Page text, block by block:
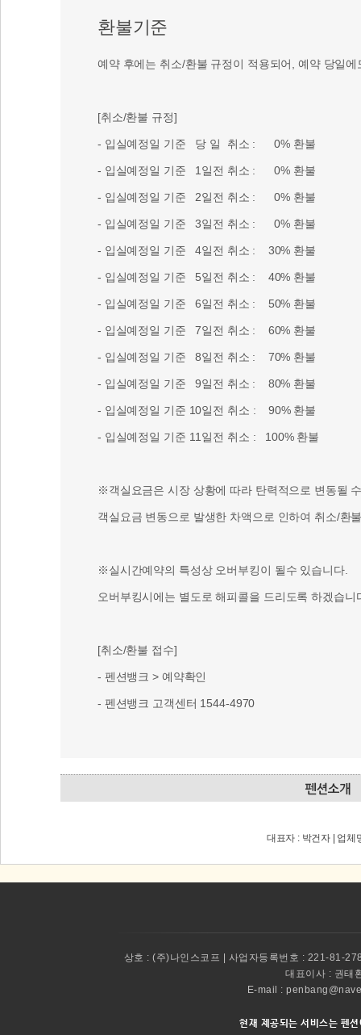
환불기준
예약 후에는 취소/환불 규정이 적용되어, 예약 당일
[취소/환불 규정]
- 입실예정일 기준 당 일 취소 : 0% 환불
- 입실예정일 기준 1일전 취소 : 0% 환불
- 입실예정일 기준 2일전 취소 : 0% 환불
- 입실예정일 기준 3일전 취소 : 0% 환불
- 입실예정일 기준 4일전 취소 : 30% 환불
- 입실예정일 기준 5일전 취소 : 40% 환불
- 입실예정일 기준 6일전 취소 : 50% 환불
- 입실예정일 기준 7일전 취소 : 60% 환불
- 입실예정일 기준 8일전 취소 : 70% 환불
- 입실예정일 기준 9일전 취소 : 80% 환불
- 입실예정일 기준 10일전 취소 : 90% 환불
- 입실예정일 기준 11일전 취소 : 100% 환불
※객실요금은 시장 상황에 따라 탄력적으로 변동될
객실요금 변동으로 발생한 차액으로 인하여 취소/환
※실시간예약의 특성상 오버부킹이 될수 있습니다.
오버부킹시에는 별도로 해피콜을 드리도록 하겠습니
[취소/환불 접수]
- 펜션뱅크 > 예약확인
- 펜션뱅크 고객센터 1544-4970
대표자 : 박건자 | 업
상호 : (주)나인스코프 | 사업자등록번호 : 221-81-
대표이사 : 권태
E-mail :
현재 제공되는 서비스는 펜